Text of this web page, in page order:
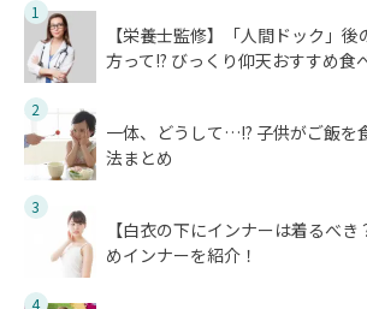
1
【栄養士監修】「人間ドック」
方って!? びっくり仰天おすすめ食
2
一体、どうして…!? 子供がご飯を
法まとめ
3
【白衣の下にインナーは着るべ
めインナーを紹介！
4